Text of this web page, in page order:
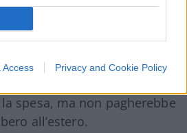
Access Privacy and Cookie Policy
l’aumento del gettito fiscale il
ampiamente la misura.
anni, posso emetterne altra
questa operazione lo Stato la
spesa, ma non pagherebbe
all’estero.